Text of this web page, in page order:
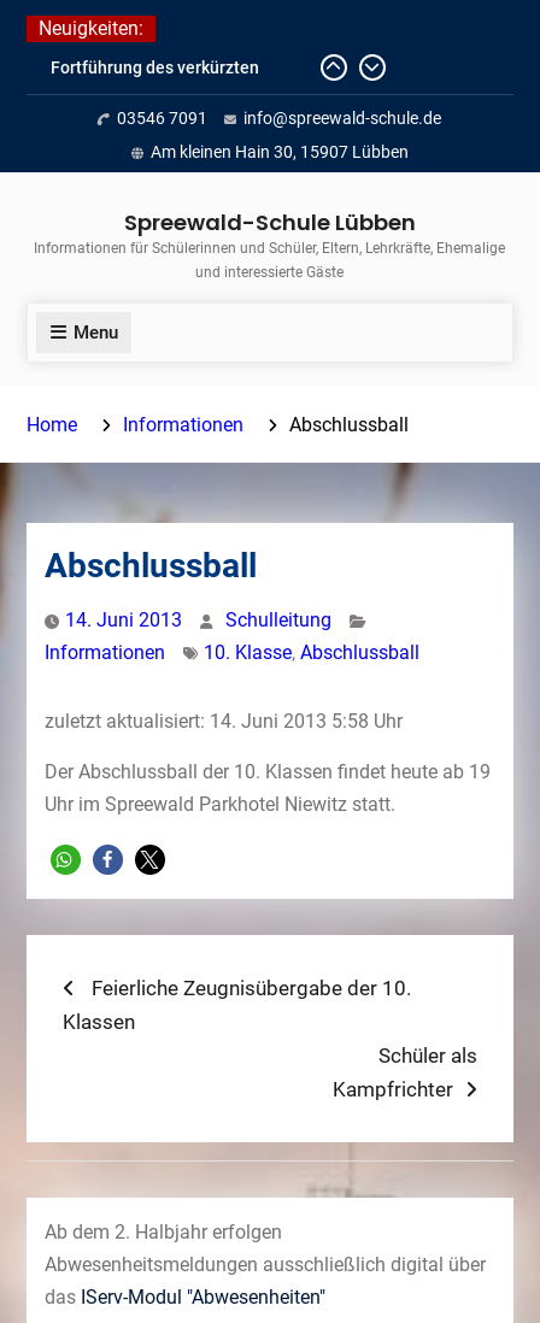
Skip
content
Neuigkeiten:
Fortführung des verkürzten
Unterrichts aufgrund der hohen
Temperaturen (22.06. bis
voraussichtlich zum 26.06.2026)
Journalismus hautnah
Insellauf 2026
03546 7091
info@spreewald-schule.de
Am kleinen Hain 30, 15907 Lübben
Spreewald-Schule Lübben
Informationen für Schülerinnen und Schüler, Eltern, Lehrkräfte, Ehemalige
und interessierte Gäste
Menu
Home Informationen Abschlussball
Abschlussball
14. Juni 2013
Schulleitung
Informationen
10. Klasse, Abschlussball
zuletzt aktualisiert: 14. Juni 2013 5:58 Uhr
Der Abschlussball der 10. Klassen findet heute ab 19
Uhr im Spreewald Parkhotel Niewitz statt.
Beitragsnavigation
Previous
post:
Feierliche Zeugnisübergabe der 10.
Klassen
Next
post:
Schüler als
Kampfrichter
Ab dem 2. Halbjahr erfolgen
Abwesenheitsmeldungen ausschließlich digital über
das IServ-Modul "Abwesenheiten"